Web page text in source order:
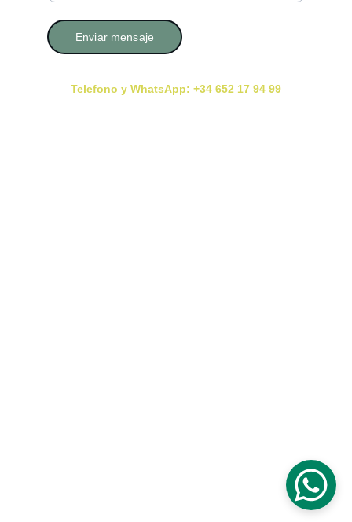
Enviar mensaje
Telefono y WhatsApp: +34 652 17 94 99